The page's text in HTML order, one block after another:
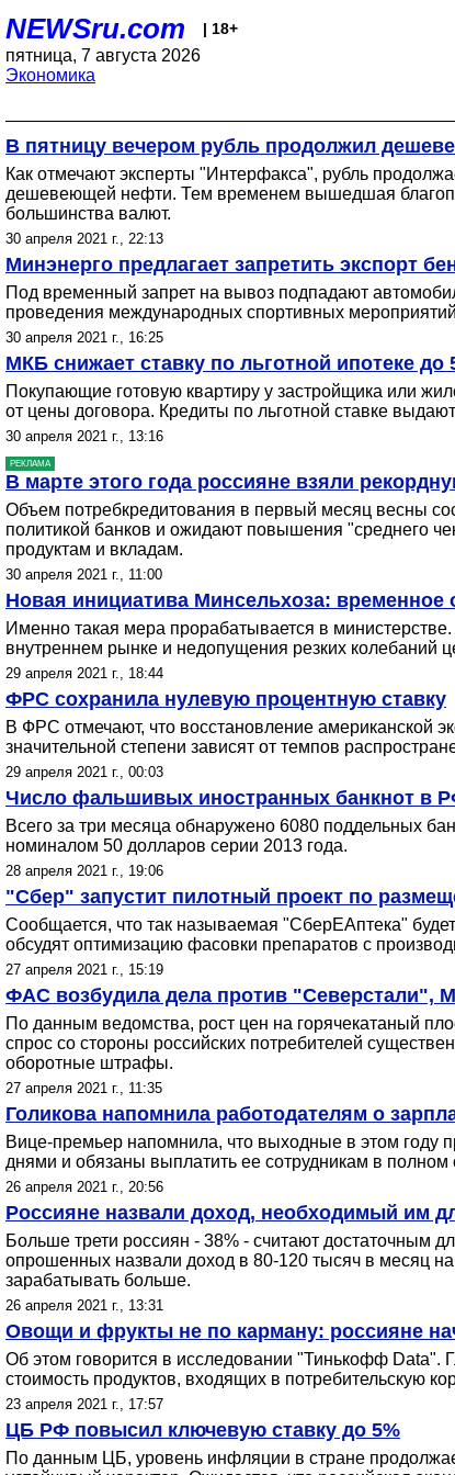
NEWSru.com | 18+
пятница, 7 августа 2026
Экономика
В пятницу вечером рубль продолжил
Как отмечают эксперты "Интерфакса", рубль
дешевеющей нефти. Тем временем вышедшая
большинства валют.
30 апреля 2021 г., 22:13
Минэнерго предлагает запретить экспорт
Под временный запрет на вывоз подпадают
проведения международных спортивных
30 апреля 2021 г., 16:25
МКБ снижает ставку по льготной ипотеке до
Покупающие готовую квартиру у застройщика или
от цены договора. Кредиты по льготной ставке
30 апреля 2021 г., 13:16
РЕКЛАМА
В марте этого года россияне взяли
Объем потребкредитования в первый месяц весны
политикой банков и ожидают повышения "среднего
продуктам и вкладам.
30 апреля 2021 г., 11:00
Новая инициатива Минсельхоза: временное
Именно такая мера прорабатывается в
внутреннем рынке и недопущения резких колебаний
29 апреля 2021 г., 18:44
ФРС сохранила нулевую процентную ставку
В ФРС отмечают, что восстановление американской
значительной степени зависят от темпов
29 апреля 2021 г., 00:03
Число фальшивых иностранных банкнот в
Всего за три месяца обнаружено 6080 поддельных
номиналом 50 долларов серии 2013 года.
28 апреля 2021 г., 19:06
"Сбер" запустит пилотный проект по
Сообщается, что так называемая "СберЕАптека"
обсудят оптимизацию фасовки препаратов с
27 апреля 2021 г., 15:19
ФАС возбудила дела против "Северстали",
По данным ведомства, рост цен на горячекатаный
спрос со стороны российских потребителей
оборотные штрафы.
27 апреля 2021 г., 11:35
Голикова напомнила работодателям о
Вице-премьер напомнила, что выходные в этом году
днями и обязаны выплатить ее сотрудникам в
26 апреля 2021 г., 20:56
Россияне назвали доход, необходимый им
Больше трети россиян - 38% - считают достаточным
опрошенных назвали доход в 80-120 тысяч в месяц
зарабатывать больше.
26 апреля 2021 г., 13:31
Овощи и фрукты не по карману: россияне
Об этом говорится в исследовании "Тинькофф Data".
стоимость продуктов, входящих в потребительскую
23 апреля 2021 г., 17:57
ЦБ РФ повысил ключевую ставку до 5%
По данным ЦБ, уровень инфляции в стране